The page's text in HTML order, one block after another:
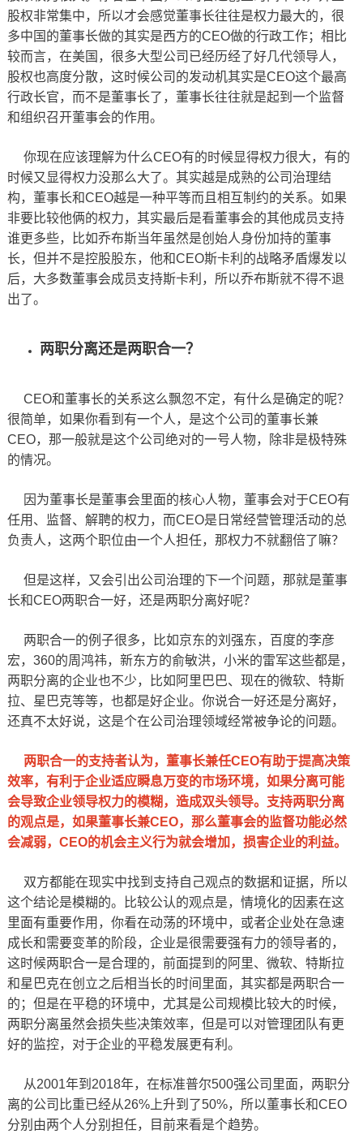
股权非常集中，所以才会感觉董事长往往是权力最大的，很
多中国的董事长做的其实是西方的CEO做的行政工作；相比
较而言，在美国，很多大型公司已经历经了好几代领导人，
股权也高度分散，这时候公司的发动机其实是CEO这个最高
行政长官，而不是董事长了，董事长往往就是起到一个监督
和组织召开董事会的作用。
你现在应该理解为什么CEO有的时候显得权力很大，有的
时候又显得权力没那么大了。其实越是成熟的公司治理结
构，董事长和CEO越是一种平等而且相互制约的关系。如果
非要比较他俩的权力，其实最后是看董事会的其他成员支持
谁更多些，比如乔布斯当年虽然是创始人身份加持的董事
长，但并不是控股股东，他和CEO斯卡利的战略矛盾爆发以
后，大多数董事会成员支持斯卡利，所以乔布斯就不得不退
出了。
两职分离还是两职合一？
CEO和董事长的关系这么飘忽不定，有什么是确定的呢？
很简单，如果你看到有一个人，是这个公司的董事长兼
CEO，那一般就是这个公司绝对的一号人物，除非是极特殊
的情况。
因为董事长是董事会里面的核心人物，董事会对于CEO有
任用、监督、解聘的权力，而CEO是日常经营管理活动的总
负责人，这两个职位由一个人担任，那权力不就翻倍了嘛？
但是这样，又会引出公司治理的下一个问题，那就是董事
长和CEO两职合一好，还是两职分离好呢？
两职合一的例子很多，比如京东的刘强东，百度的李彦
宏，360的周鸿祎，新东方的俞敏洪，小米的雷军这些都是，
两职分离的企业也不少，比如阿里巴巴、现在的微软、特斯
拉、星巴克等等，也都是好企业。你说合一好还是分离好，
还真不太好说，这是个在公司治理领域经常被争论的问题。
两职合一的支持者认为，董事长兼任CEO有助于提高决策
效率，有利于企业适应瞬息万变的市场环境，如果分离可能
会导致企业领导权力的模糊，造成双头领导。支持两职分离
的观点是，如果董事长兼CEO，那么董事会的监督功能必然
会减弱，CEO的机会主义行为就会增加，损害企业的利益。
双方都能在现实中找到支持自己观点的数据和证据，所以
这个结论是模糊的。比较公认的观点是，情境化的因素在这
里面有重要作用，你看在动荡的环境中，或者企业处在急速
成长和需要变革的阶段，企业是很需要强有力的领导者的，
这时候两职合一是合理的，前面提到的阿里、微软、特斯拉
和星巴克在创立之后相当长的时间里面，其实都是两职合一
的；但是在平稳的环境中，尤其是公司规模比较大的时候，
两职分离虽然会损失些决策效率，但是可以对管理团队有更
好的监控，对于企业的平稳发展更有利。
从2001年到2018年，在标准普尔500强公司里面，两职分
离的公司比重已经从26%上升到了50%，所以董事长和CEO
分别由两个人分别担任，目前来看是个趋势。